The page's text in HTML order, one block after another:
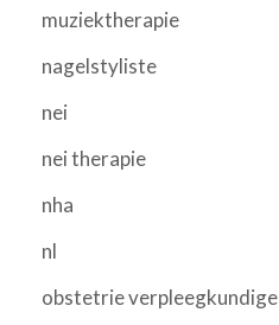
muziektherapie
nagelstyliste
nei
nei therapie
nha
nl
obstetrie verpleegkundige